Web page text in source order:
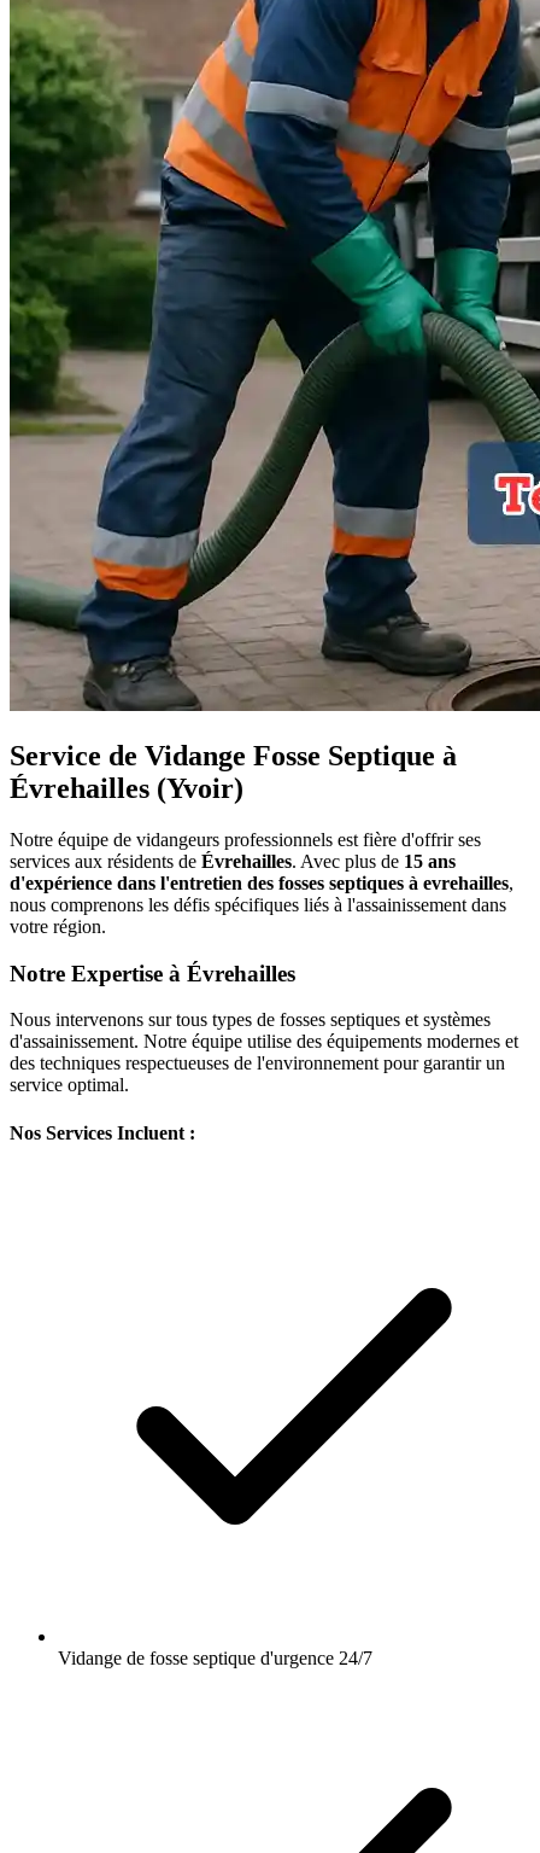
Service de Vidange Fosse Septique à
Évrehailles (Yvoir)
Notre équipe de vidangeurs professionnels est fière d'offrir ses
services aux résidents de Évrehailles. Avec plus de 15 ans
d'expérience dans l'entretien des fosses septiques à evrehailles,
nous comprenons les défis spécifiques liés à l'assainissement dans
votre région.
Notre Expertise à Évrehailles
Nous intervenons sur tous types de fosses septiques et systèmes
d'assainissement. Notre équipe utilise des équipements modernes et
des techniques respectueuses de l'environnement pour garantir un
service optimal.
Nos Services Incluent :
Vidange de fosse septique d'urgence 24/7